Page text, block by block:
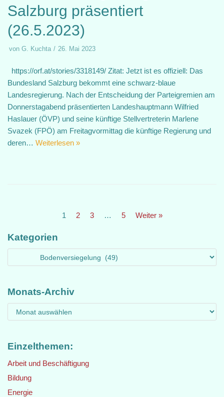
Salzburg präsentiert
(26.5.2023)
von G. Kuchta 26. Mai 2023
https://orf.at/stories/3318149/ Zitat: Jetzt ist es offiziell: Das
Bundesland Salzburg bekommt eine schwarz-blaue
Landesregierung. Nach der Entscheidung der Parteigremien am
Donnerstagabend präsentierten Landeshauptmann Wilfried
Haslauer (ÖVP) und seine künftige Stellvertreterin Marlene
Svazek (FPÖ) am Freitagvormittag die künftige Regierung und
deren… Weiterlesen »
1 2 3 … 5 Weiter »
Kategorien
Monats-Archiv
Einzelthemen:
Arbeit und Beschäftigung
Bildung
Energie